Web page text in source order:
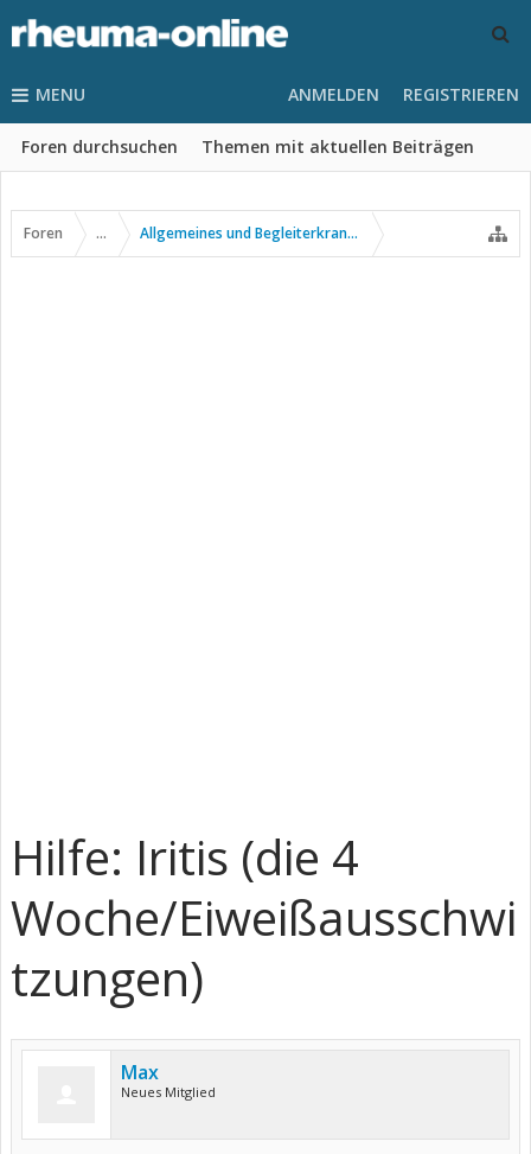
MENU
Foren durchsuchen Themen mit aktuellen Beiträgen
ANMELDEN REGISTRIEREN
Foren ... Allgemeines und Begleiterkrankungen
Hilfe: Iritis (die 4
Woche/Eiweißausschwi
tzungen)
Max
Neues Mitglied